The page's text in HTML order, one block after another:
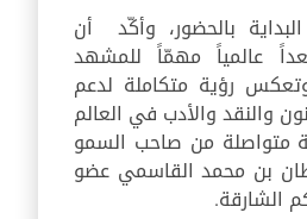
بالحضور، وأكّد أن
عالمياً مهمّاً للمشهد
رؤية متكاملة لدعم
والنقد والأدب في العالم
متواصلة من صاحب السمو
بن محمد القاسمي عضو
الشارقة.